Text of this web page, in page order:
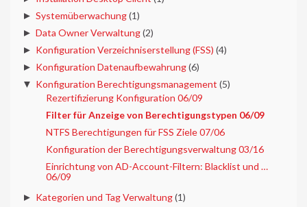
► Systemüberwachung(1)
► Data Owner Verwaltung(2)
► Konfiguration Verzeichniserstellung (FSS) (4)
► Konfiguration Datenaufbewahrung(6)
▼ Konfiguration Berechtigungsmanagement (5)
Rezertifizierung Konfiguration 06/09
Filter für Anzeige von Berechtigungstypen 06/09
NTFS Berechtigungen für FSS Ziele 07/06
Konfiguration der Berechtigungsverwaltung 03/16
Einrichtung von AD-Account-Filtern: Blacklist und …
06/09
► Kategorien und Tag Verwaltung(1)